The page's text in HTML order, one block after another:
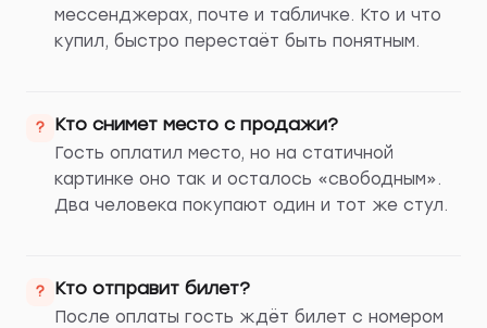
мессенджерах, почте и табличке. Кто и что
купил, быстро перестаёт быть понятным.
? Кто снимет место с продажи?
Гость оплатил место, но на статичной
картинке оно так и осталось «свободным».
Два человека покупают один и тот же стул.
? Кто отправит билет?
После оплаты гость ждёт билет с номером